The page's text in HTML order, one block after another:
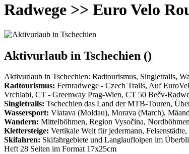
Radwege >> Euro Velo
Aktivurlaub in Tschechien ()
Aktivurlaub in Tschechien: Radtourismus, Singletrails,
Radtourismus: Fernradwege - Czech Trails, Auf
Vrchlabi, CT - Greenway Prag-Wien, CT 50 Bečv-
Singletrails: Tschechien das Land der MTB-Touren,
Wassersport: Vlatava (Moldau), Morava (March),
Wandern: Mittelböhmen, Region Vysočina,
Klettersteige: Vertikale Welt für jedermann,
Skifahren: Skifahrgebiete und Langlaufloipen im
Heft 28 Seiten im Format 17x25cm